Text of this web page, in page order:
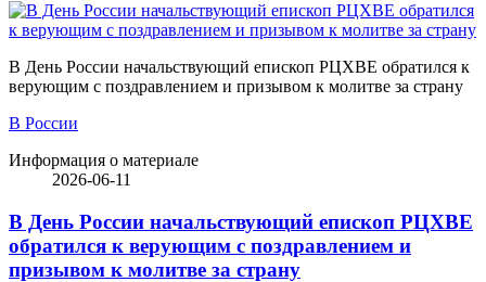
В День России начальствующий епископ РЦХВЕ обратился к
верующим с поздравлением и призывом к молитве за страну
В России
Информация о материале
2026-06-11
В День России начальствующий епископ РЦХВЕ
обратился к верующим с поздравлением и
призывом к молитве за страну